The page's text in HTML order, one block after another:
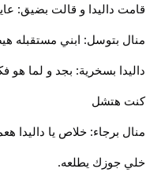
قامت داليدا و قالت بضيق:
منال بتوسل: ابني مستقبله
داليدا بسخرية: بجد و لما هو
كنت هتشل
منال برجاء: خلاص يا داليدا
خلي جوزك يطلعه.